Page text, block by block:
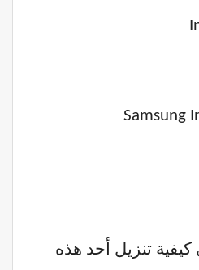
Samsung
تنزيل أحد هذه